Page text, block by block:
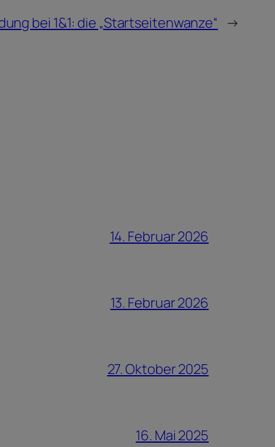
bei 1&1: die „Startseitenwanze“ →
14. Februar 2026
13. Februar 2026
27. Oktober 2025
16. Mai 2025